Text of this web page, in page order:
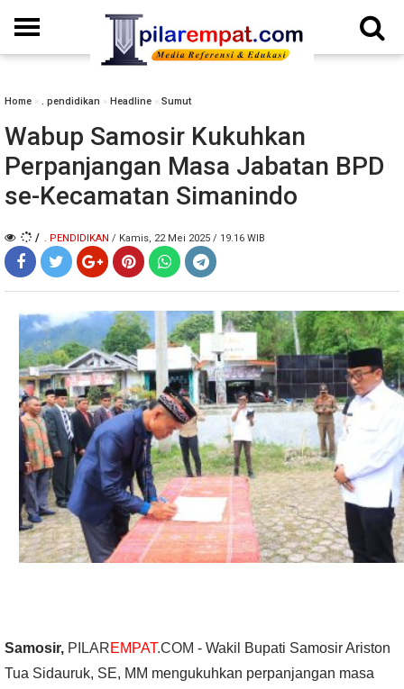
Home » . pendidikan » Headline » Sumut
Wabup Samosir Kukuhkan
Perpanjangan Masa Jabatan BPD
se-Kecamatan Simanindo
/ . PENDIDIKAN / Kamis, 22 Mei 2025 / 19.16 WIB
Samosir, PILAREMPAT.COM - Wakil Bupati Samosir Ariston
Tua Sidauruk, SE, MM mengukuhkan perpanjangan masa